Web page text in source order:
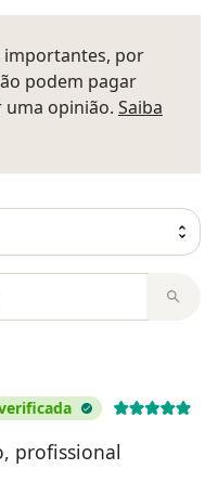
importantes, por
podem pagar
opinião. Saiba
profissional